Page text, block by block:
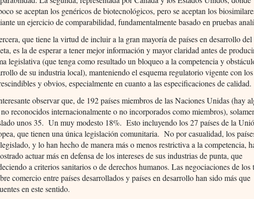
se aceptan los genéricos de biotecnológicos, pero se aceptan los
un ejercicio de comparabilidad, fundamentalmente basado en pruebas
que tiene la virtud de incluir a la gran mayoría de países en desarrollo del
es la de esperar a tener mejor información y mayor claridad antes de
legislativa (que tenga como resultado un bloqueo a la competencia y
de su industria local), manteniendo el esquema regulatorio vigente con
y obvios, especialmente en cuanto a las especificaciones de calidad.
observar que, de 192 países miembros de las Naciones Unidas (hay
reconocidos internacionalmente o no incorporados como miembros),
unos 35. Un muy modesto 18%. Esto incluyendo los 27 países de la
que tienen una única legislación comunitaria. No por casualidad, los
y lo han hecho de manera más o menos restrictiva a la competencia,
actuar más en defensa de los intereses de sus industrias de punta, que
a criterios sanitarios o de derechos humanos. Las negociaciones de los
comercio entre países desarrollados y países en desarrollo han sido más que
en este sentido.